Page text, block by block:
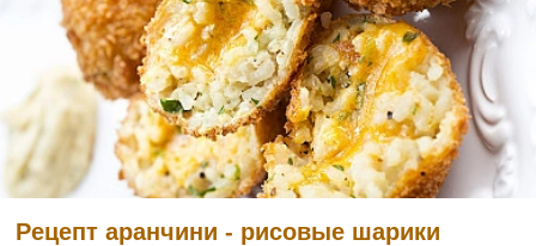
Рецепт аранчини - рисовые шарики